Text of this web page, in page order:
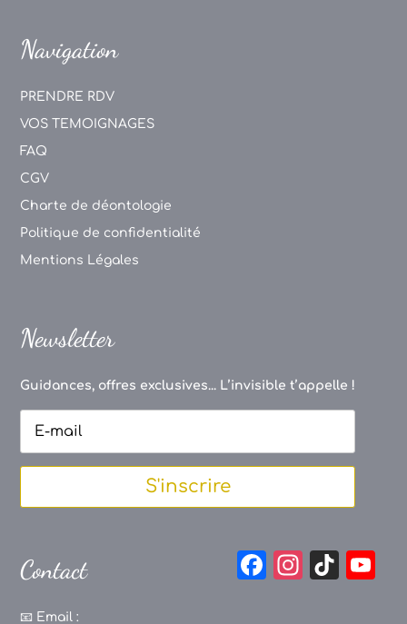
Navigation
PRENDRE RDV
VOS TEMOIGNAGES
FAQ
CGV
Charte de déontologie
Politique de confidentialité
Mentions Légales
Newsletter
Guidances, offres exclusives... L’invisible t’appelle !
S'inscrire
Contact
📧 Email :
F
In Ti